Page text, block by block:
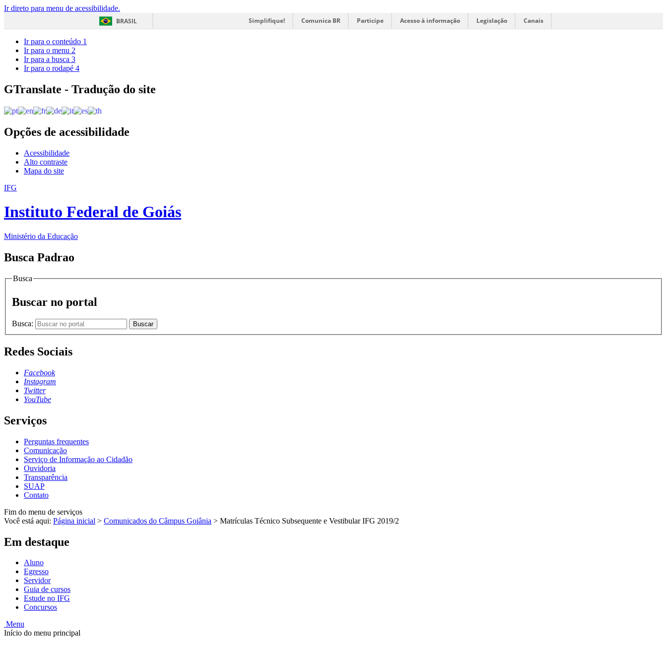
Ir direto para menu de acessibilidade.
BRASIL
Simplifique! Comunica BR Participe Acesso à informação Legislação Canais
Ir para o conteúdo 1
Ir para o menu 2
Ir para a busca 3
Ir para o rodapé 4
GTranslate - Tradução do site
Opções de acessibilidade
Acessibilidade
Alto contraste
Mapa do site
IFG
Instituto Federal de Goiás
Ministério da Educação
Busca Padrao
Busca
Buscar no portal
Busca: Buscar
Redes Sociais
Facebook
Instagram
Twitter
YouTube
Serviços
Perguntas frequentes
Comunicação
Serviço de Informação ao Cidadão
Ouvidoria
Transparência
SUAP
Contato
Fim do menu de serviços
Você está aqui: Página inicial > Comunicados do Câmpus Goiânia > Matrículas Técnico Subsequente e Vestibular IFG 2019/2
Em destaque
Aluno
Egresso
Servidor
Guia de cursos
Estude no IFG
Concursos
Menu
Início do menu principal